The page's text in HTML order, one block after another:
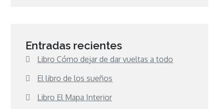
Entradas recientes
Libro Cómo dejar de dar vueltas a todo
El libro de los sueños
Libro El Mapa Interior